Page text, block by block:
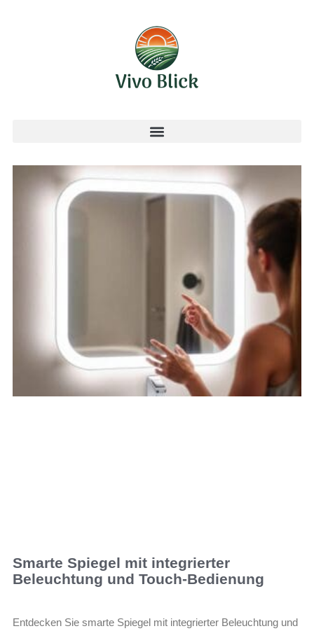
Smarte Spiegel mit integrierter
Beleuchtung und Touch-Bedienung
Entdecken Sie smarte Spiegel mit integrierter Beleuchtung und